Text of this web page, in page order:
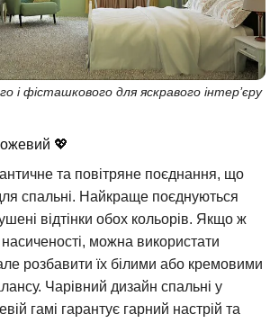
і фісташкового для яскравого інтер’єру
💖
та повітряне поєднання, що
спальні. Найкраще поєднуються
відтінки обох кольорів. Якщо ж
можна використати
розбавити їх білими або кремовими
Чарівний дизайн спальні у
гамі гарантує гарний настрій та